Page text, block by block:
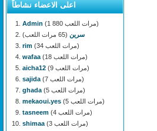
اعلى الاعضاء نشاطاً
Admin
(1 880 مرات اللعب)
سرين (65 مرات اللعب)
rim
(34 مرات اللعب)
wafaa
(18 مرات اللعب)
aicha12
(9 مرات اللعب)
sajida
(7 مرات اللعب)
ghada
(5 مرات اللعب)
mekaoui.yes
(5 مرات اللعب)
tasneem
(4 مرات اللعب)
shimaa
(3 مرات اللعب)